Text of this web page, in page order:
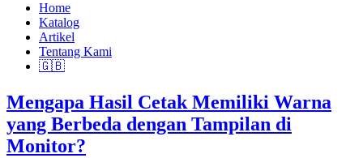
Home
Katalog
Artikel
Tentang Kami
🇬🇧
Mengapa Hasil Cetak Memiliki Warna
yang Berbeda dengan Tampilan di
Monitor?